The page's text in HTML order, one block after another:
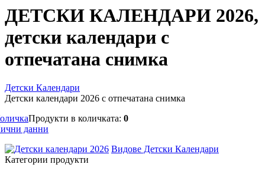
ДЕТСКИ КАЛЕНДАРИ 2026,
детски календари с
отпечатана снимка
Детски Календари
Детски календари 2026 с отпечатана снимка
Продукти в количката: 0
данни
Видове Детски Календари
Категории продукти